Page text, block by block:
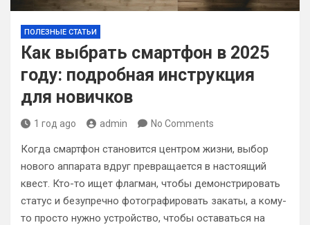
ПОЛЕЗНЫЕ СТАТЬИ
Как выбрать смартфон в 2025
году: подробная инструкция
для новичков
1 год ago admin No Comments
Когда смартфон становится центром жизни, выбор
нового аппарата вдруг превращается в настоящий
квест. Кто-то ищет флагман, чтобы демонстрировать
статус и безупречно фотографировать закаты, а кому-
то просто нужно устройство, чтобы оставаться на